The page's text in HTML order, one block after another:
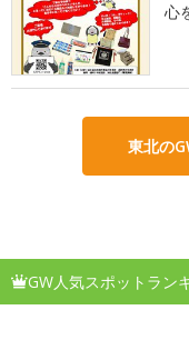
心
東北の
GW人気スポットラン